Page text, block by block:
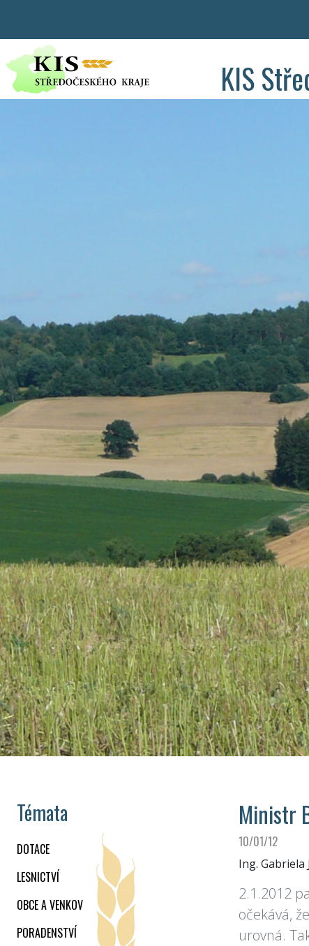
KIS
Témata
DOTACE
LESNICTVÍ
OBCE A VENKOV
PORADENSTVÍ
Ministr
10/01/12
Ing. Gabriela
2.1.2012
očekává,
urovná.